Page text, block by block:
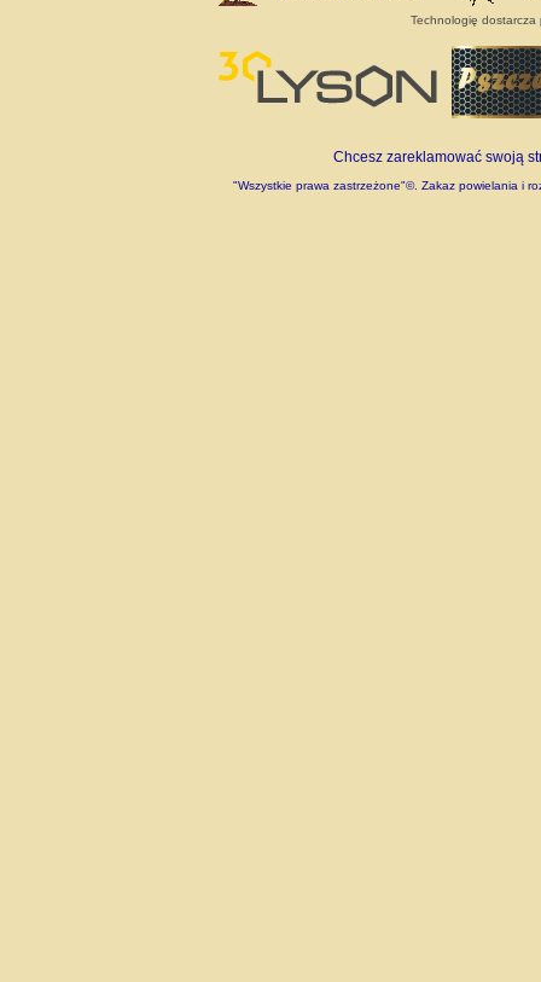
Technologię dostarcza
Chcesz zareklamować swoją
"Wszystkie prawa zastrzeżone"©. Zakaz powielania i